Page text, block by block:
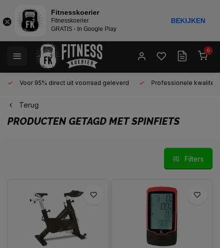
0
Voor 95% direct uit voorraad geleverd Professionele kwaliteit
Terug
PRODUCTEN GETAGD MET SPINFIETS
Filters
Fitnesskoerier
Fitnesskoerier
GRATIS - In Google Play
BEKIJKEN